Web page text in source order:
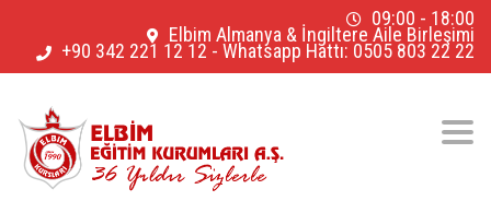
09:00 - 18:00
Elbim Almanya & İngiltere Aile Birleşimi
+90 342 221 12 12 - Whatsapp Hattı: 0505 803 22 22